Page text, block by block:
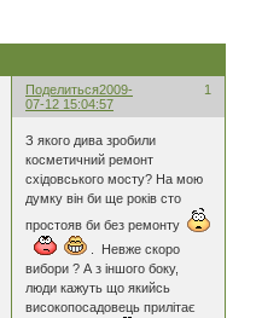
Поделиться 1
2009-
07-12 15:04:57
З якого дива зробили
косметичний ремонт
східовського мосту? На мою
думку він би ще років сто
простояв би без ремонту
. Невже скоро
вибори ? А з іншого боку,
люди кажуть що якийсь
високопосадовець прилітає